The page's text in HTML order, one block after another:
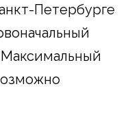
Петербурге